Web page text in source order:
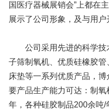
国医疗器械展销会”上都在
展示了公司形象，及与用户
公司采用先进的科学技
子筛制氧机、优质硅橡胶
床垫等一系列优质产品，
要产品生产能力可达：制
年，各种硅胶制品200余吨